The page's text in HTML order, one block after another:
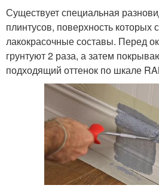
Существует специальная
плинтусов, поверхность которых
лакокрасочные составы. Перед
грунтуют 2 раза, а затем
подходящий оттенок по шкале